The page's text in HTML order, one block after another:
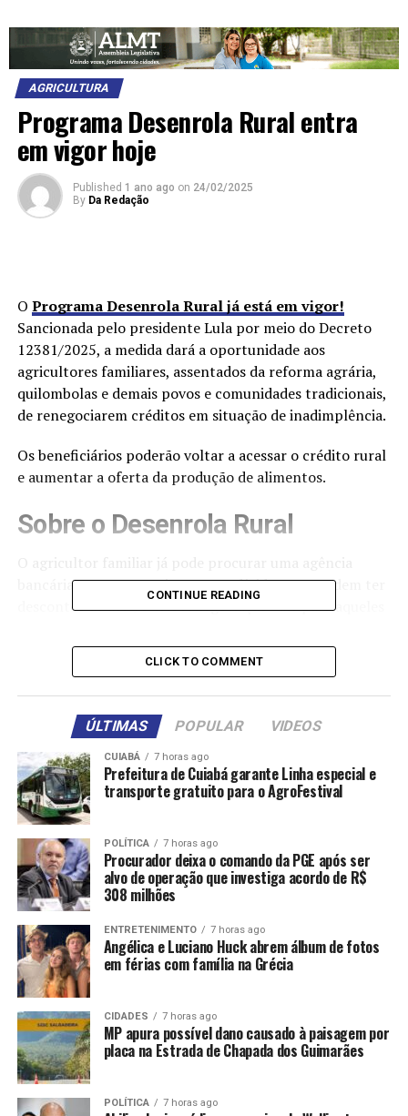
AGRICULTURA
Programa Desenrola Rural entra
em vigor hoje
Published 1 ano ago on 24/02/2025
By Da Redação
O Programa Desenrola Rural já está em vigor!
Sancionada pelo presidente Lula por meio do Decreto
12381/2025, a medida dará a oportunidade aos
agricultores familiares, assentados da reforma agrária,
quilombolas e demais povos e comunidades tradicionais,
de renegociarem créditos em situação de inadimplência.
Os beneficiários poderão voltar a acessar o crédito rural
e aumentar a oferta da produção de alimentos.
Sobre o Desenrola Rural
bancária para renegociar as suas dívidas, que podem ter
descontos de até 96%. A renegociação vale para aqueles
Fortalecimento da Agricultura Familiar (Pronaf)
outras, como cartões e empréstimos nas instituições
financeiras, do Crédito de Instalação e dívidas já
inscritas na Dívida Ativa da União (DAU), como impostos
e outros débitos federais, todas com inadimplência
superior a 1 ano.
Não haverá impedimentos para a obtenção de novos
créditos para o agricultor familiar que tiver pendências
relacionadas a pequenas dívidas, como, por exemplo,
débitos em contas de água, luz ou telefone.
Como funciona o Desenrola
Rural
Quem estiver inscrito na Dívida Ativa da União poderá
acessar, a partir de hoje (24), o site do Regularize com o
CPF e selecionar “Consultar Dívida” para selecionar as
opções de pagamento. Se a dívida for do Pronaf, ou
outras adquiridas junto aos bancos, o interessado deve
procurar sua instituição financeira para regularizar sua
CONTINUE READING
CLICK TO COMMENT
ÚLTIMAS POPULAR VIDEOS
CUIABÁ 7 horas ago
Prefeitura de Cuiabá garante Linha especial e
transporte gratuito para o AgroFestival
POLÍTICA 7 horas ago
Procurador deixa o comando da PGE após ser
alvo de operação que investiga acordo de R$
308 milhões
ENTRETENIMENTO 7 horas ago
Angélica e Luciano Huck abrem álbum de fotos
em férias com família na Grécia
CIDADES 7 horas ago
MP apura possível dano causado à paisagem por
placa na Estrada de Chapada dos Guimarães
POLÍTICA 7 horas ago